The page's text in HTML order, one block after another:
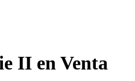
II en Venta